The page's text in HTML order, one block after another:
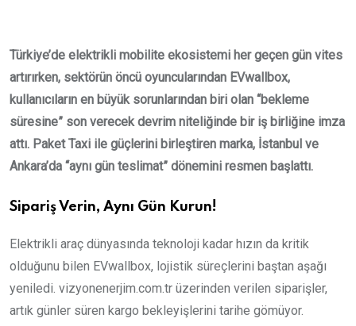
Türkiye’de elektrikli mobilite ekosistemi her geçen gün vites
artırırken, sektörün öncü oyuncularından EVwallbox,
kullanıcıların en büyük sorunlarından biri olan “bekleme
süresine” son verecek devrim niteliğinde bir iş birliğine imza
attı. Paket Taxi ile güçlerini birleştiren marka, İstanbul ve
Ankara’da “aynı gün teslimat” dönemini resmen başlattı.
Sipariş Verin, Aynı Gün Kurun!
Elektrikli araç dünyasında teknoloji kadar hızın da kritik
olduğunu bilen EVwallbox, lojistik süreçlerini baştan aşağı
yeniledi. vizyonenerjim.com.tr üzerinden verilen siparişler,
artık günler süren kargo bekleyişlerini tarihe gömüyor.